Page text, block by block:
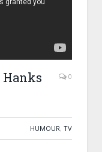
Hanks
0
HUMOUR, TV